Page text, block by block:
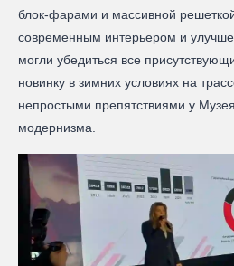
блок-фарами и массивной
современным интерьером и
могли убедиться все
новинку в зимних условиях на
непростыми препятствиями у
модернизма.